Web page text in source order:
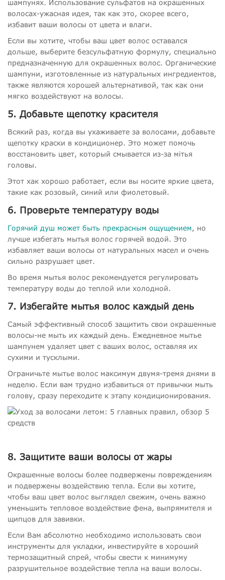
шампунях. Использование сульфатов на окрашенных
волосах-ужасная идея, так как это, скорее всего,
избавит ваши волосы от цвета и влаги.
Если вы хотите, чтобы ваш цвет волос оставался
дольше, выберите безсульфатную формулу, специально
предназначенную для окрашенных волос. Органические
шампуни, изготовленные из натуральных ингредиентов,
также являются хорошей альтернативой, так как они
мягко воздействуют на волосы.
5. Добавьте щепотку красителя
Всякий раз, когда вы ухаживаете за волосами, добавьте
щепотку краски в кондиционер. Это может помочь
восстановить цвет, который смывается из-за мітья
головы.
Этот хак хорошо работает, если вы носите яркие цвета,
такие как розовый, синий или фиолетовый.
6. Проверьте температуру воды
Горячий душ может быть прекрасным ощущением, но
лучше избегать мытья волос горячей водой. Это
избавляет ваши волосы от натуральных масел и очень
сильно разрушает цвет.
Во время мытья волос рекомендуется регулировать
температуру воды до теплой или холодной.
7. Избегайте мытья волос каждый день
Самый эффективный способ защитить свои окрашенные
волосы-не мыть их каждый день. Ежедневное мытье
шампунем удаляет цвет с ваших волос, оставляя их
сухими и тусклыми.
Ограничьте мытье волос максимум двумя-тремя днями в
неделю. Если вам трудно избавиться от привычки мыть
голову, сразу переходите к этапу кондиционирования.
8. Защитите ваши волосы от жары
Окрашенные волосы более подвержены повреждениям
и подвержены воздействию тепла. Если вы хотите,
чтобы ваш цвет волос выглядел свежим, очень важно
уменьшить тепловое воздействие фена, выпрямителя и
щипцов для завивки.
Если Вам абсолютно необходимо использовать свои
инструменты для укладки, инвестируйте в хороший
термозащитный спрей, чтобы свести к минимуму
разрушительное воздействие тепла на ваши волосы.